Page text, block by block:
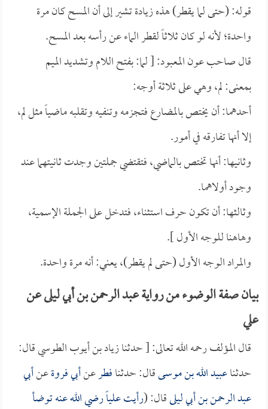
قوله: (حتى لما يقطر) هذه زيادة تشير إلى أن المسح كان مرة
واحدة؛ لأنه لو كان ثلاثاً لقطر الماء عن رأسه بعد المسح.
قال صاحب عون المعبود: [ لما: بفتح اللام وتشديد الميم
بمعنى: لم، وهي على ثلاثة أوجه:
أحدهما: أن يختص بالمضارع فتجزمه وتنفيه وتقلبه ماضياً مثل لم،
إلا أنها تفارقه في أمور.
وثانيها: أنها تختص بالماضي، فتقتضي جملتين وجدت ثانيتهما عند
وجود أولاهما.
وثالثها: أن تكون حرف استثناء، فتدخل على الجملة الإسمية،
وهاهنا للوجه الأول ].
والمراد الوجه الأول (حتى لم يقطر)، يعني: أنه مرة واحدة.
بيان صفة الوضوء من رواية عبد الرحمن بن أبي ليلى عن
علي
قال المؤلف رحمه الله تعالى: [ حدثنا زياد بن أيوب الطوسي قال:
حدثناعبيد الله بن موسىقال: حدثنافطرعنأبي فروةعنأبي
عبد الرحمن بن أبي ليلىقال: (رأيتعلياًرضي الله عنه توضأ